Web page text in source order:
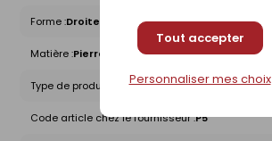
Tout accepter
Personnaliser mes choix
Forme :Droites
Matière :Pierre reconstituée - béton
Type de produit : Plaquettes de parement
Code article chez le fournisseur :P5